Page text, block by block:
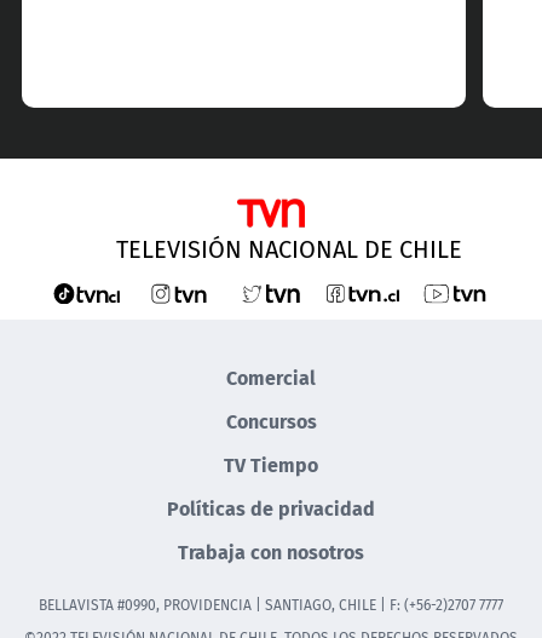
TELEVISIÓN NACIONAL DE CHILE
Comercial
Concursos
TV Tiempo
Políticas de privacidad
Trabaja con nosotros
BELLAVISTA #0990, PROVIDENCIA | SANTIAGO, CHILE | F: (+56-2)2707 7777